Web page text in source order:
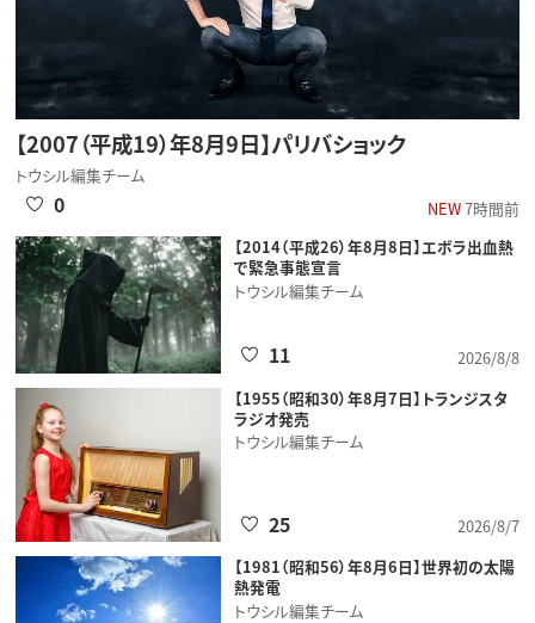
【2007（平成19）年8月9日】パリバショック
トウシル編集チーム
NEW7時間前
0
【2014（平成26）年8月8日】エボラ出血熱
で緊急事態宣言
トウシル編集チーム
2026/8/8
11
【1955（昭和30）年8月7日】トランジスタ
ラジオ発売
トウシル編集チーム
2026/8/7
25
【1981（昭和56）年8月6日】世界初の太陽
熱発電
トウシル編集チーム